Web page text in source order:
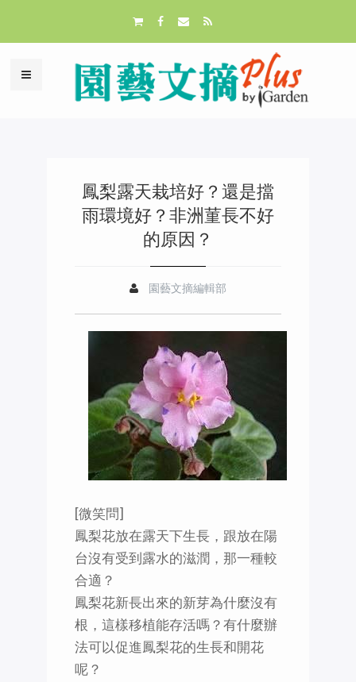
鳳梨露天栽培好？還是擋
雨環境好？非洲菫長不好
的原因？
園藝文摘編輯部
[微笑問]
鳳梨花放在露天下生長，跟放在陽
台沒有受到露水的滋潤，那一種較
合適？
鳳梨花新長出來的新芽為什麼沒有
根，這樣移植能存活嗎？有什麼辦
法可以促進鳳梨花的生長和開花
呢？